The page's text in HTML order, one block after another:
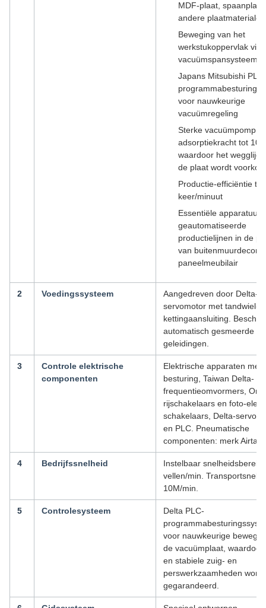
MDF-plaat, spaanplaat
andere plaatmaterialen
Beweging van het
werkstukoppervlak via
vacuümspansysteem
Japans Mitsubishi PLC-
voor nauwkeurige
vacuümregeling
Sterke vacuümpomp
adsorptiekracht tot
waardoor het
de plaat wordt
Productie-efficiëntie tot
keer/minuut
Essentiële apparatuur
geautomatiseerde
productielijnen in de
van
paneelmeubilair
2 Voedingssysteem
Aangedreven door Delta-
servomotor met tandwiel-
kettingaansluiting.
automatisch gesmeerde
geleidingen.
3
Controle elektrische
componenten
Elektrische apparaten met
besturing, Taiwan Delta-
frequentieomvormers,
rijschakelaars en foto-
schakelaars, Delta-
en PLC. Pneumatische
componenten: merk Airtac.
4 Bedrijfssnelheid
Instelbaar
vellen/min.
10M/min.
5 Controlesysteem
Delta PLC-
voor nauwkeurige
de vacuümplaat, waardoor
en stabiele zuig- en
perswerkzaamheden
gegarandeerd.